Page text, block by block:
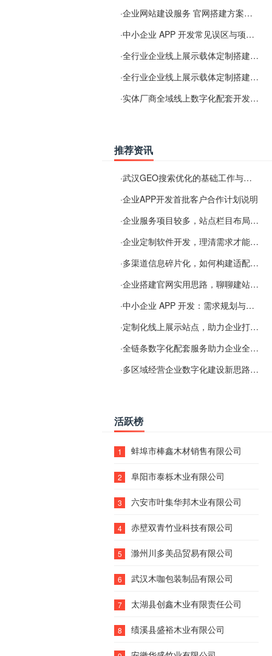
·企业网站建设服务 官网搭建方案经验分享
·中小企业 APP 开发常见误区与项目规划实用经验
·全行业企业线上展示载体定制搭建服务
·全行业企业线上展示载体定制搭建服务
·实体厂商全域线上数字化配套开发与地域检索优化服务
推荐资讯
·武汉GEO搜索优化的基础工作与实施思路
·企业APP开发首批客户合作计划说明
·企业服务项目较多，站点栏目布局规划参考思路
·企业定制软件开发，理清需求才能提升数字化落地效率
·多渠道信息碎片化，如何构建适配 AI 检索的品牌信息源
·企业搭建官网实用思路，聊聊建站容易忽视的问题
·中小企业 APP 开发：需求规划与项目落地避坑经验分享
·定制化线上展示站点，助力企业打通线上经营渠道
·全链条数字化配套服务助力企业全域线上经营
·多区域经营企业数字化建设新思路：多端载体与地域检索一体化落地思路分享
活跃榜
1 蚌埠市棒鑫木材销售有限公司
2 阜阳市泰栎木业有限公司
3 六安市叶集华邦木业有限公司
4 赤壁双青竹业科技有限公司
5 滁州川多美品贸易有限公司
6 武汉木咖包装制品有限公司
7 太湖县创鑫木业有限责任公司
8 绩溪县盛裕木业有限公司